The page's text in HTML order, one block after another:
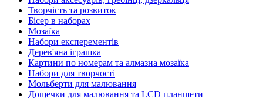
Творчість та розвиток
Бісер в наборах
Мозаїка
Набори експерементів
Дерев'яна іграшка
Картини по номерам та алмазна мозаїка
Набори для творчості
Мольберти для малювання
Дощечки для малювання та LCD планшети